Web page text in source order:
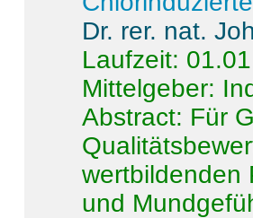
Dr. rer. nat.
Laufzeit:
Mittelgeber:
Abstract: Für
wertbildenden
und